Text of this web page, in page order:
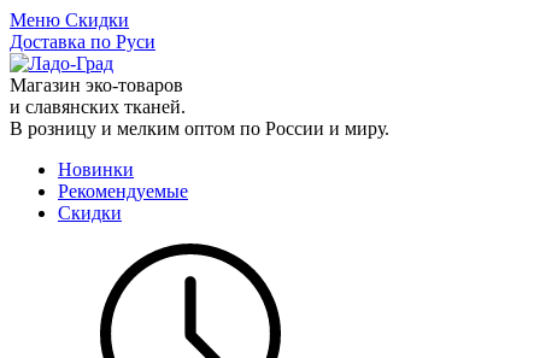
Меню Скидки
Доставка по Руси
Магазин эко-товаров
и славянских тканей.
В розницу и мелким оптом по России и миру.
Новинки
Рекомендуемые
Скидки